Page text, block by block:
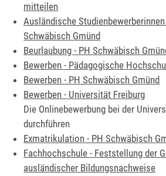
mitteilen
Ausländische
Schwäbisch Gmünd
Beurlaubung - PH Schwäbisch
Bewerben - Pädagogische
Bewerben - PH Schwäbisch Gmünd
Bewerben - Universität Freiburg
Die Onlinebewerbung bei der
durchführen
Exmatrikulation - PH Schwäbisch
Fachhochschule - Feststellung der
ausländischer Bildungsnachweise